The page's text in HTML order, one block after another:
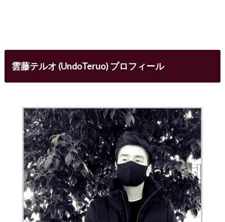
雲藤テルオ (UndoTeruo) プロフィール